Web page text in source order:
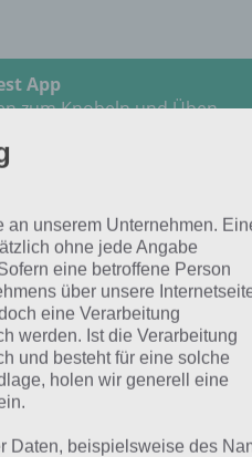
App
zum Knobeln und Üben
Rätsel vom 9.5.2024 zu
1 Wort. Wenn du dort
um das tägliche Bonus
täglichen Rätsel und
an unserem Unternehmen.
ohne jede Angabe
eine betroffene Person
über unsere
eine Verarbeitung
werden. Ist die Verarbeitung
und besteht für eine solche
holen wir generell eine
Daten, beispielsweise des